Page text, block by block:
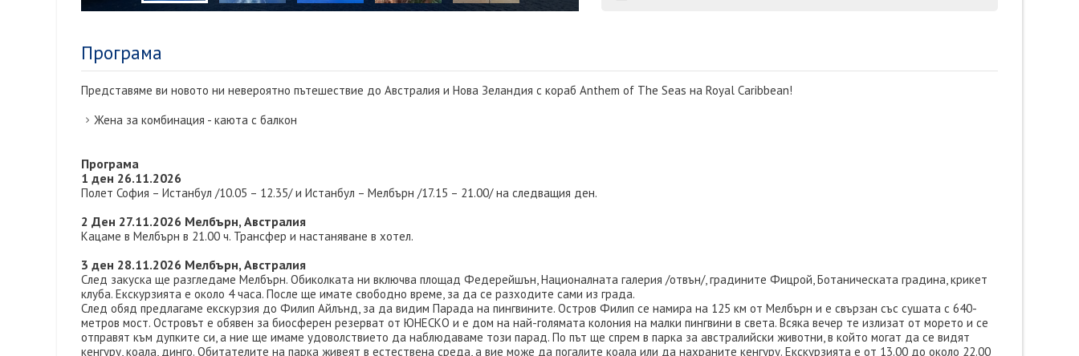
Програма
Представяме ви новото ни невероятно пътешествие до Австралия и Нова Зеландия с кораб Anthem of The Seas на Royal Caribbean!
Жена за комбинация - каюта с балкон
Програма
1 ден 26.11.2026
Полет София – Истанбул /10.05 – 12.35/ и Истанбул – Мелбърн /17.15 – 21.00/ на следващия ден.
2 Ден 27.11.2026 Мелбърн, Австралия
Кацаме в Мелбърн в 21.00 ч. Трансфер и настаняване в хотел.
3 ден 28.11.2026 Мелбърн, Австралия
След закуска ще разгледаме Мелбърн. Обиколката ни включва площад Федерейшън, Националната галерия /отвън/, градините Фицрой, Ботаническата градина, крикет
клуба. Екскурзията е около 4 часа. После ще имате свободно време, за да се разходите сами из града.
След обяд предлагаме екскурзия до Филип Айлънд, за да видим Парада на пингвините. Остров Филип се намира на 125 км от Мелбърн и е свързан със сушата с 640-
метров мост. Островът е обявен за биосферен резерват от ЮНЕСКО и е дом на най-голямата колония на малки пингвини в света. Всяка вечер те излизат от морето и се
отправят към дупките си, а ние ще имаме удоволствието да наблюдаваме този парад. По път ще спрем в парка за австралийски животни, в който могат да се видят
кенгуру, коала, динго. Обитателите на парка живеят в естествена среда, а вие може да погалите коала или да нахраните кенгуру. Екскурзията е от 13.00 до около 22.00